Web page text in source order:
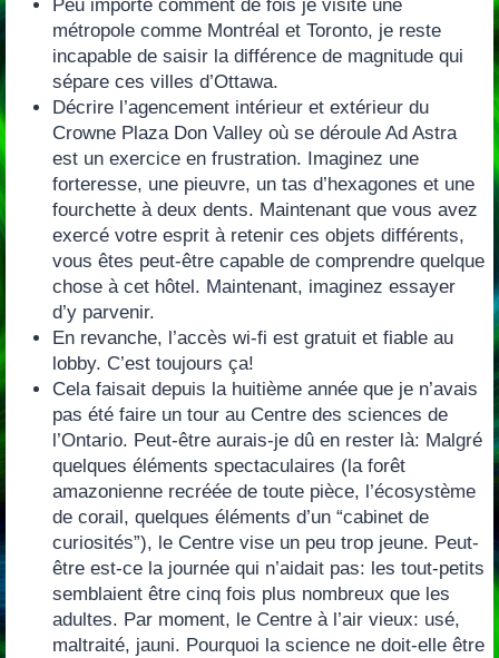
Peu importe comment de fois je visite une
métropole comme Montréal et Toronto,‭ ‬je reste
incapable de saisir la différence de magnitude qui
sépare ces villes d’Ottawa.
Décrire l’agencement intérieur et extérieur du
Crowne Plaza Don Valley où se déroule Ad Astra
est un exercice en frustration.‭ ‬Imaginez une
forteresse,‭ ‬une pieuvre,‭ ‬un tas d’hexagones et une
fourchette à deux dents.‭ ‬Maintenant que vous avez
exercé votre esprit à retenir ces objets différents,‭
‬vous êtes peut-être capable de comprendre quelque
chose à cet hôtel.‭ ‬Maintenant,‭ ‬imaginez essayer
d’y parvenir.
En revanche,‭ ‬l’accès wi-fi est gratuit et fiable au
lobby.‭ ‬C’est toujours ça‭!
Cela faisait depuis la huitième année que je n’avais
pas été faire un tour au Centre des sciences de
l’Ontario.‭ ‬Peut-être aurais-je dû en rester là:‭ ‬Malgré
quelques éléments spectaculaires‭ (‬la forêt
amazonienne recréée de toute pièce,‭ ‬l’écosystème
de corail,‭ ‬quelques éléments d’un‭ “‬cabinet de
curiosités‭”)‬,‭ ‬le Centre vise un peu trop jeune.‭ ‬Peut-
être est-ce la journée qui n’aidait pas: les tout-petits
semblaient être cinq fois plus nombreux que les
adultes.‭ ‬Par moment,‭ ‬le Centre à l’air vieux:‭ ‬usé,‭
‬maltraité,‭ ‬jauni.‭ ‬Pourquoi la science ne doit-elle être